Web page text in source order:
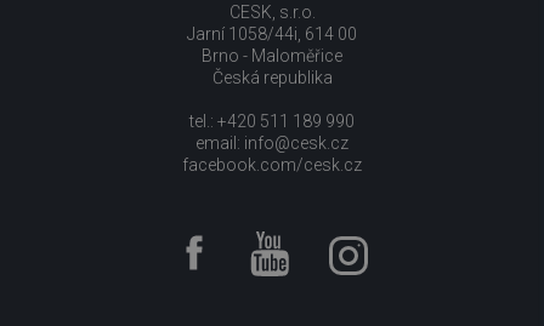
CESK, s.r.o.
Jarní 1058/44i, 614 00
Brno - Maloměřice
Česká republika
tel.: +420 511 189 990
email: info@cesk.cz
facebook.com/cesk.cz